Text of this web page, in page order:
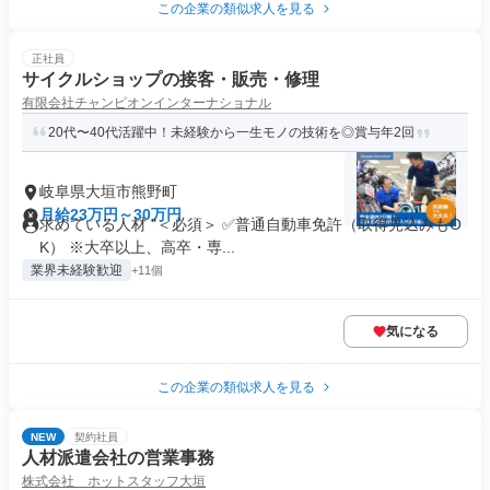
この企業の類似求人を見る
正社員
サイクルショップの接客・販売・修理
有限会社チャンピオンインターナショナル
20代〜40代活躍中！未経験から一生モノの技術を◎賞与年2回
岐阜県大垣市熊野町
月給23万円～30万円
求めている人材 "＜必須＞ ✅普通自動車免許（取得見込みもO
K） ※大卒以上、高卒・専...
業界未経験歓迎 +11個
気になる
この企業の類似求人を見る
NEW 契約社員
人材派遣会社の営業事務
株式会社 ホットスタッフ大垣